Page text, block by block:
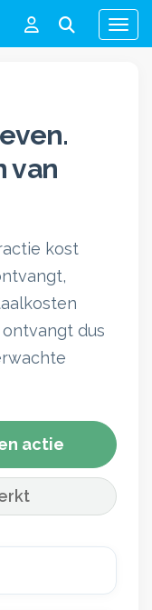
Menu
van
kost
dus
actie